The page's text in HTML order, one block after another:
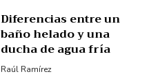
Diferencias entre un
baño helado y una
ducha de agua fría
Raúl Ramírez